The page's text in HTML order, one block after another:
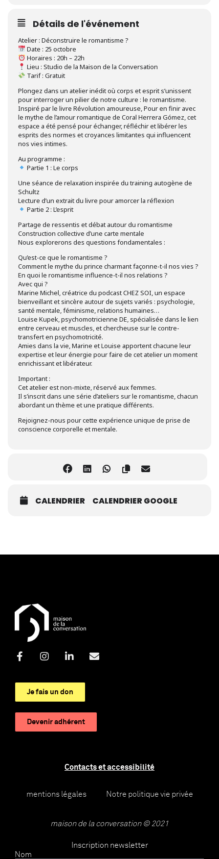
Détails de l'événement
Atelier : Déconstruire le romantisme ?
Date : 25 octobre
Horaires : 20h – 22h
Lieu : Studio de la Maison de la Conversation
Tarif : Gratuit
Plongez dans un atelier inédit où corps et esprit s’unissent
pour interroger un pilier de notre culture : le romantisme.
Inspiré par le livre Révolution amoureuse, Pour en finir avec
le mythe de l’amour romantique de Coral Herrera Gómez, cet
espace a été pensé pour échanger, réfléchir et libérer les
esprits des normes et croyances limitantes qui influencent
nos vies intimes.
Au programme :
Partie 1 : Le corps
Une séance de relaxation inspirée du training autogène de
Schultz
Lecture d’un extrait du livre pour amorcer la réflexion
Partie 2 : L’esprit
Partage de ressentis et débat autour du romantisme
Construction collective d’une carte mentale
Nous explorerons des questions fondamentales :
Qu’est-ce que le romantisme ?
Comment le mythe du prince charmant façonne-t-il nos vies ?
En quoi le romantisme influence-t-il nos relations ?
Avec qui ?
Marine Michel, créatrice du podcast CHEZ SOI, un espace
bienveillant et sincère autour de sujets variés : psychologie,
santé mentale, féminisme, relations humaines…
Louise Kupek, psychomotricienne DE, spécialisée dans le lien
entre cerveau et muscles, et chercheuse sur le contre-
transfert en psychomotricité.
Amies dans la vie, Marine et Louise apportent chacune leur
expertise et leur énergie pour faire de cet atelier un moment
enrichissant et libérateur.
Important :
Cet atelier est non-mixte, réservé aux femmes.
Il s’inscrit dans une série d’ateliers sur le romantisme, chacun
abordant un thème et une pratique différents.
Rejoignez-nous pour cette expérience unique de prise de
conscience corporelle et mentale.
CALENDRIER CALENDRIER GOOGLE
Je fais un don
Devenir adhérent
Contacts et accessibilité
mentions légales Notre politique vie privée
maison de la conversation © 2021
Inscription newsletter
Nom